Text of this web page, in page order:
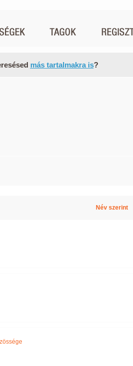
más tartalmakra is?
Név szerint